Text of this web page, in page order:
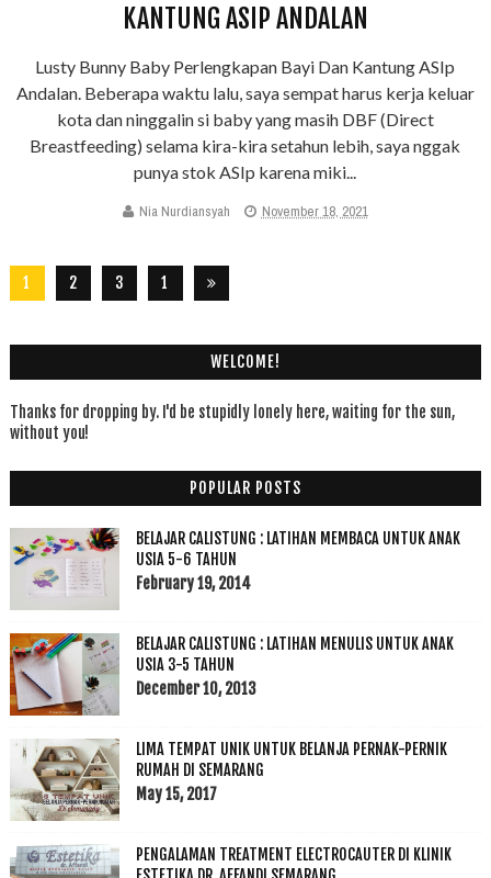
KANTUNG ASIP ANDALAN
Lusty Bunny Baby Perlengkapan Bayi Dan Kantung ASIp
Andalan. Beberapa waktu lalu, saya sempat harus kerja keluar
kota dan ninggalin si baby yang masih DBF (Direct
Breastfeeding) selama kira-kira setahun lebih, saya nggak
punya stok ASIp karena miki...
Nia Nurdiansyah November 18, 2021
1 2 3
1
WELCOME!
Thanks for dropping by. I'd be stupidly lonely here, waiting for the sun,
without you!
POPULAR POSTS
BELAJAR CALISTUNG : LATIHAN MEMBACA UNTUK ANAK
USIA 5-6 TAHUN
February 19, 2014
BELAJAR CALISTUNG : LATIHAN MENULIS UNTUK ANAK
USIA 3-5 TAHUN
December 10, 2013
LIMA TEMPAT UNIK UNTUK BELANJA PERNAK-PERNIK
RUMAH DI SEMARANG
May 15, 2017
PENGALAMAN TREATMENT ELECTROCAUTER DI KLINIK